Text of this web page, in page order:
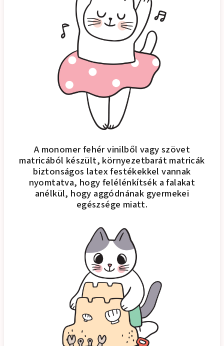
A monomer fehér vinilből vagy szövet
matricából készült, környezetbarát matricák
biztonságos latex festékekkel vannak
nyomtatva, hogy felélénkítsék a falakat
anélkül, hogy aggódnának gyermekei
egészsége miatt.